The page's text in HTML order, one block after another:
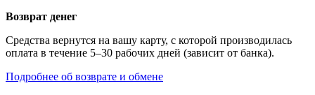
Возврат денег
Средства вернутся на вашу карту, с которой производилась
оплата в течение 5–30 рабочих дней (зависит от банка).
Подробнее об возврате и обмене